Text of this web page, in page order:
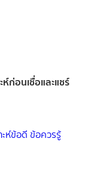
ก่อนเชื่อและแชร์